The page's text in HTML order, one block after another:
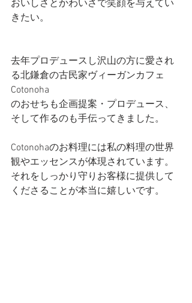
おいしさとかわいさで笑顔を与えてい
きたい。
去年プロデュースし沢山の方に愛され
る北鎌倉の古民家ヴィーガンカフェ
Cotonoha
のおせちも企画提案・プロデュース、
そして作るのも手伝ってきました。
Cotonohaのお料理には私の料理の世界
観やエッセンスが体現されています。
それをしっかり守りお客様に提供して
くださることが本当に嬉しいです。